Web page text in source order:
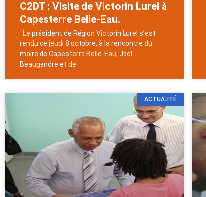
C2DT : Visite de Victorin Lurel à
Capesterre Belle-Eau.
Le président de Région Victorin Lurel s’est
rendu ce jeudi 8 octobre, à la rencontre du
maire de Capesterre Belle-Eau, Joël
Beaugendre et de
ACTUALITÉ